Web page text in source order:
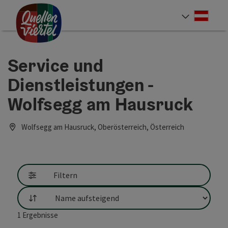
Zum Inhalt
Zur Navigation
Zum Seitenanfang
Service und
Dienstleistungen -
Wolfsegg am Hausruck
Wolfsegg am Hausruck, Oberösterreich, Österreich
Filtern
Sortierung
1 Ergebnisse